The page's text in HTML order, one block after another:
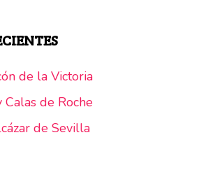
de la Victoria
de Roche
de Sevilla